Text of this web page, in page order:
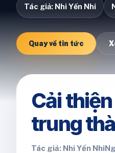
Tác giả: Nhi Yến Nhi
Quay về tin tức
Cải
trung
Tác giả: Nhi Yến Nhi